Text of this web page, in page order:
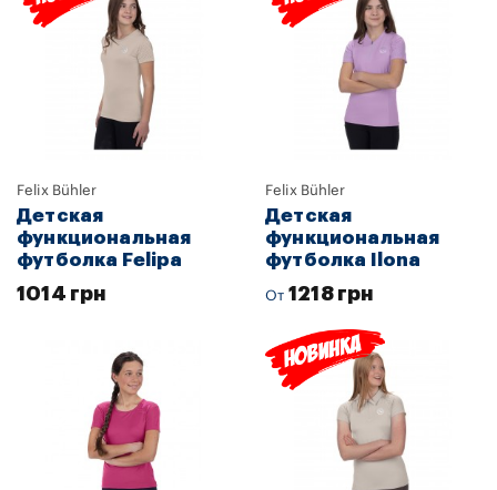
Felix Bühler
Детская
функциональная
футболка Felipa
1014 грн
Felix Bühler
Детская
функциональная
футболка Ilona
От 1218 грн